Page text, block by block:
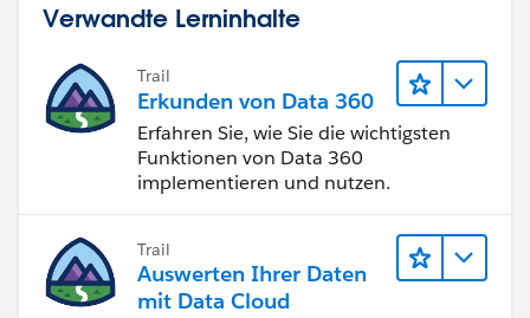
Verwandte Lerninhalte
Trail
Erkunden von Data 360
Erfahren Sie, wie Sie die wichtigsten
Funktionen von Data 360
implementieren und nutzen.
Trail
Auswerten Ihrer Daten
mit Data Cloud